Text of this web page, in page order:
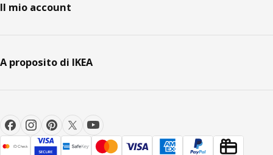
Il mio account
A proposito di IKEA